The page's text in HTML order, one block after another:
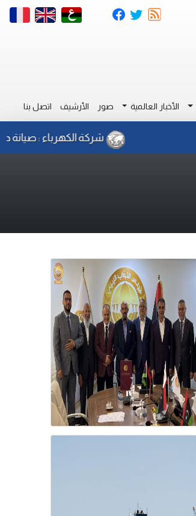
الأخبار العالمية صور الأرشيف اتصل بنا
شركة الكهرباء : صيانة دائرة